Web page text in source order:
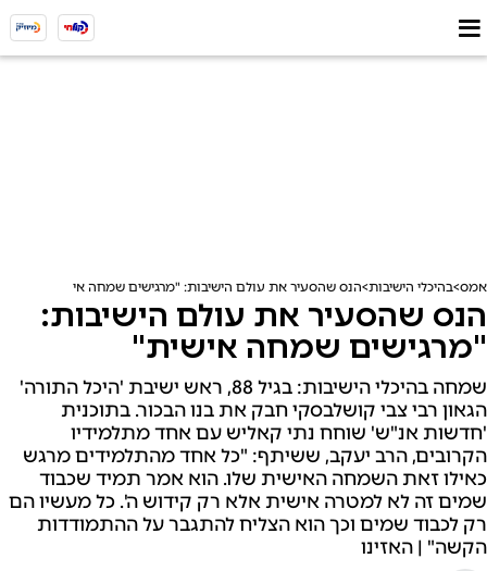
אמס בהיכלי הישיבות הנס שהסעיר את עולם הישיבות: "מרגישים שמחה אישית"
הנס שהסעיר את עולם הישיבות:
"מרגישים שמחה אישית"
שמחה בהיכלי הישיבות: בגיל 88, ראש ישיבת 'היכל התורה'
הגאון רבי צבי קושלבסקי חבק את בנו הבכור. בתוכנית
'חדשות אנ"ש' שוחח נתי קאליש עם אחד מתלמידיו
הקרובים, הרב יעקב, ששיתף: "כל אחד מהתלמידים מרגש
כאילו זאת השמחה האישית שלו. הוא אמר תמיד שכבוד
שמים זה לא למטרה אישית אלא רק קידוש ה'. כל מעשיו הם
רק לכבוד שמים וכך הוא הצליח להתגבר על ההתמודדות
הקשה" | האזינו